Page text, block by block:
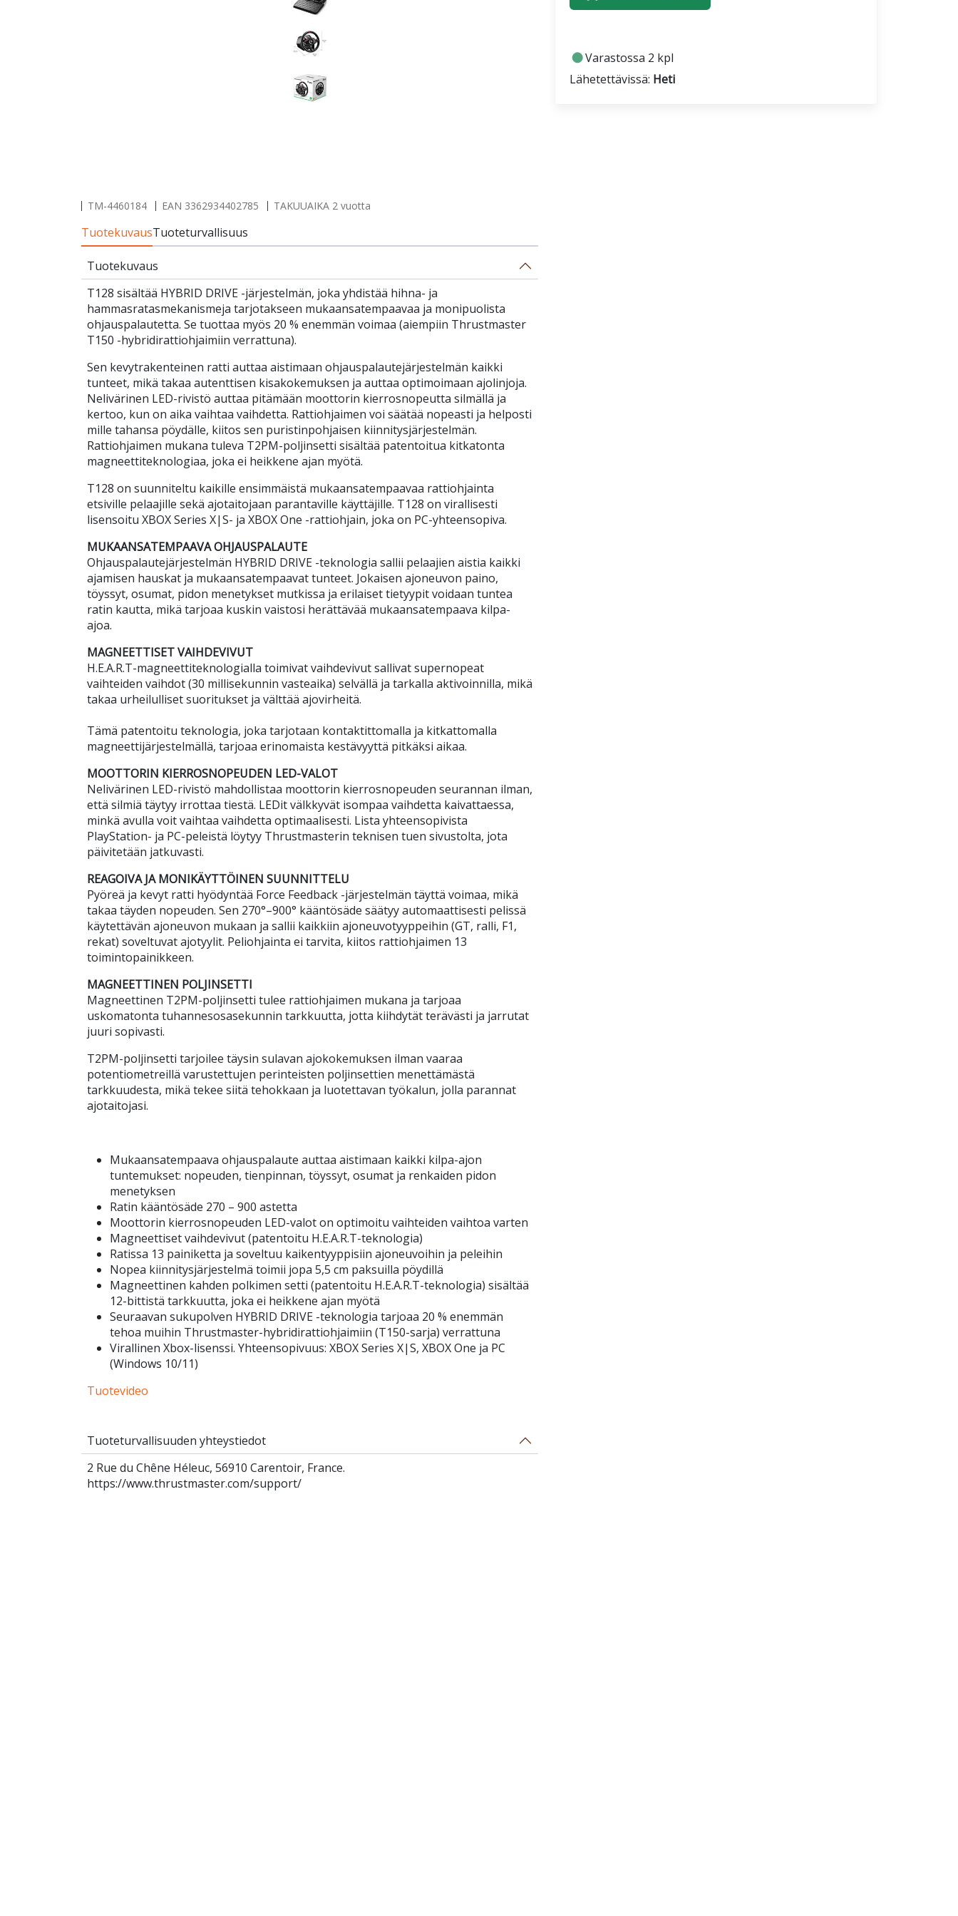
fiber_manual_recordVarastossa 2 kpl
Lähetettävissä: Heti
TM-4460184 EAN 3362934402785 TAKUUAIKA 2 vuotta
TuotekuvausTuoteturvallisuus
Tuotekuvaus
T128 sisältää HYBRID DRIVE -järjestelmän, joka yhdistää hihna- ja
hammasratasmekanismeja tarjotakseen mukaansatempaavaa ja monipuolista
ohjauspalautetta. Se tuottaa myös 20 % enemmän voimaa (aiempiin Thrustmaster
T150 -hybridirattiohjaimiin verrattuna).
Sen kevytrakenteinen ratti auttaa aistimaan ohjauspalautejärjestelmän kaikki
tunteet, mikä takaa autenttisen kisakokemuksen ja auttaa optimoimaan ajolinjoja.
Nelivärinen LED-rivistö auttaa pitämään moottorin kierrosnopeutta silmällä ja
kertoo, kun on aika vaihtaa vaihdetta. Rattiohjaimen voi säätää nopeasti ja helposti
mille tahansa pöydälle, kiitos sen puristinpohjaisen kiinnitysjärjestelmän.
Rattiohjaimen mukana tuleva T2PM-poljinsetti sisältää patentoitua kitkatonta
magneettiteknologiaa, joka ei heikkene ajan myötä.
T128 on suunniteltu kaikille ensimmäistä mukaansatempaavaa rattiohjainta
etsiville pelaajille sekä ajotaitojaan parantaville käyttäjille. T128 on virallisesti
lisensoitu XBOX Series X|S- ja XBOX One -rattiohjain, joka on PC-yhteensopiva.
MUKAANSATEMPAAVA OHJAUSPALAUTE
Ohjauspalautejärjestelmän HYBRID DRIVE -teknologia sallii pelaajien aistia kaikki
ajamisen hauskat ja mukaansatempaavat tunteet. Jokaisen ajoneuvon paino,
töyssyt, osumat, pidon menetykset mutkissa ja erilaiset tietyypit voidaan tuntea
ratin kautta, mikä tarjoaa kuskin vaistosi herättävää mukaansatempaava kilpa-
ajoa.
MAGNEETTISET VAIHDEVIVUT
H.E.A.R.T-magneettiteknologialla toimivat vaihdevivut sallivat supernopeat
vaihteiden vaihdot (30 millisekunnin vasteaika) selvällä ja tarkalla aktivoinnilla, mikä
takaa urheilulliset suoritukset ja välttää ajovirheitä.
Tämä patentoitu teknologia, joka tarjotaan kontaktittomalla ja kitkattomalla
magneettijärjestelmällä, tarjoaa erinomaista kestävyyttä pitkäksi aikaa.
MOOTTORIN KIERROSNOPEUDEN LED-VALOT
Nelivärinen LED-rivistö mahdollistaa moottorin kierrosnopeuden seurannan ilman,
että silmiä täytyy irrottaa tiestä. LEDit välkkyvät isompaa vaihdetta kaivattaessa,
minkä avulla voit vaihtaa vaihdetta optimaalisesti. Lista yhteensopivista
PlayStation- ja PC-peleistä löytyy Thrustmasterin teknisen tuen sivustolta, jota
päivitetään jatkuvasti.
REAGOIVA JA MONIKÄYTTÖINEN SUUNNITTELU
Pyöreä ja kevyt ratti hyödyntää Force Feedback -järjestelmän täyttä voimaa, mikä
takaa täyden nopeuden. Sen 270°–900° kääntösäde säätyy automaattisesti pelissä
käytettävän ajoneuvon mukaan ja sallii kaikkiin ajoneuvotyyppeihin (GT, ralli, F1,
rekat) soveltuvat ajotyylit. Peliohjainta ei tarvita, kiitos rattiohjaimen 13
toimintopainikkeen.
MAGNEETTINEN POLJINSETTI
Magneettinen T2PM-poljinsetti tulee rattiohjaimen mukana ja tarjoaa
uskomatonta tuhannesosasekunnin tarkkuutta, jotta kiihdytät terävästi ja jarrutat
juuri sopivasti.
T2PM-poljinsetti tarjoilee täysin sulavan ajokokemuksen ilman vaaraa
potentiometreillä varustettujen perinteisten poljinsettien menettämästä
tarkkuudesta, mikä tekee siitä tehokkaan ja luotettavan työkalun, jolla parannat
ajotaitojasi.
Mukaansatempaava ohjauspalaute auttaa aistimaan kaikki kilpa-ajon
tuntemukset: nopeuden, tienpinnan, töyssyt, osumat ja renkaiden pidon
menetyksen
Ratin kääntösäde 270 – 900 astetta
Moottorin kierrosnopeuden LED-valot on optimoitu vaihteiden vaihtoa varten
Magneettiset vaihdevivut (patentoitu H.E.A.R.T-teknologia)
Ratissa 13 painiketta ja soveltuu kaikentyyppisiin ajoneuvoihin ja peleihin
Nopea kiinnitysjärjestelmä toimii jopa 5,5 cm paksuilla pöydillä
Magneettinen kahden polkimen setti (patentoitu H.E.A.R.T-teknologia) sisältää
12-bittistä tarkkuutta, joka ei heikkene ajan myötä
Seuraavan sukupolven HYBRID DRIVE -teknologia tarjoaa 20 % enemmän
tehoa muihin Thrustmaster-hybridirattiohjaimiin (T150-sarja) verrattuna
Virallinen Xbox-lisenssi. Yhteensopivuus: XBOX Series X|S, XBOX One ja PC
(Windows 10/11)
Tuotevideo
Tuoteturvallisuuden yhteystiedot
2 Rue du Chêne Héleuc, 56910 Carentoir, France.
https://www.thrustmaster.com/support/